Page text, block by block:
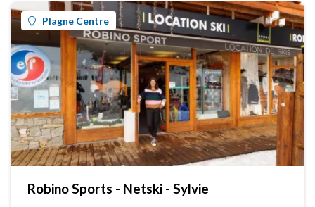
Plagne Centre
Robino Sports - Netski - Sylvie